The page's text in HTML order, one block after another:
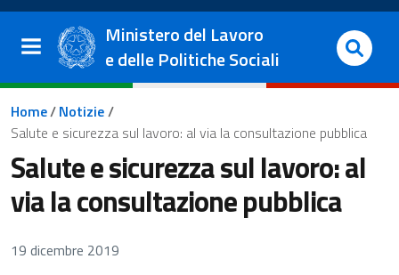
Salta al contenuto principale
Vai al footer
Ministero del Lavoro
e delle Politiche Sociali
Briciole di pane
Home/Notizie/
Salute e sicurezza sul lavoro: al via la consultazione pubblica
Salute e sicurezza sul lavoro: al
via la consultazione pubblica
19 dicembre 2019